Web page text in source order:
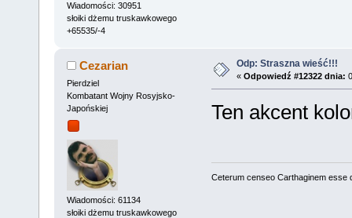
Wiadomości: 30951
słoiki dżemu truskawkowego
+65535/-4
Cezarian
Pierdziel
Kombatant Wojny Rosyjsko-
Japońskiej
Wiadomości: 61134
słoiki dżemu truskawkowego
Odp: Straszna wieść!!!
« Odpowiedź #12322 dnia:
Ten akcent
Ceterum censeo Carthaginem esse